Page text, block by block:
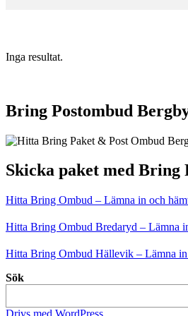
Inga resultat.
Bring Postombud
Skicka paket med Bring
Hitta Bring Ombud – Lämna in och
Hitta Bring Ombud Bredaryd – Lämna
Hitta Bring Ombud Hällevik – Lämna in
Sök